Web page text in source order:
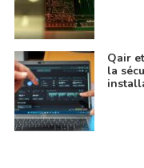
Qair
la